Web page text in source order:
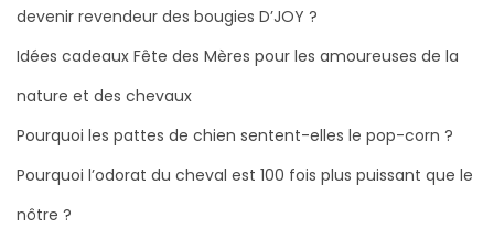
devenir revendeur des bougies D’JOY ?
Idées cadeaux Fête des Mères pour les amoureuses de la
nature et des chevaux
Pourquoi les pattes de chien sentent-elles le pop-corn ?
Pourquoi l’odorat du cheval est 100 fois plus puissant que le
nôtre ?